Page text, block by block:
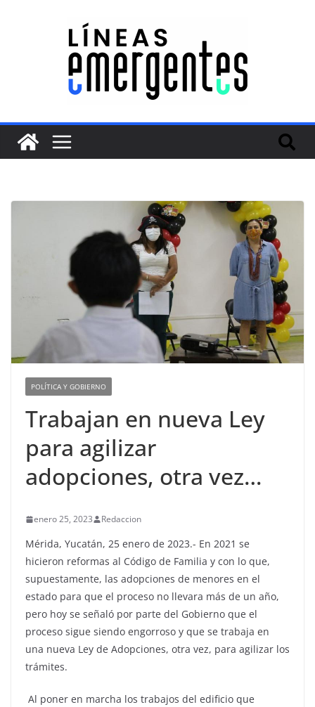
POLÍTICA Y GOBIERNO
Trabajan en nueva Ley
para agilizar
adopciones, otra vez…
enero 25, 2023 Redaccion
Mérida, Yucatán, 25 enero de 2023.- En 2021 se
hicieron reformas al Código de Familia y con lo que,
supuestamente, las adopciones de menores en el
estado para que el proceso no llevara más de un año,
pero hoy se señaló por parte del Gobierno que el
proceso sigue siendo engorroso y que se trabaja en
una nueva Ley de Adopciones, otra vez, para agilizar los
trámites.
Al poner en marcha los trabajos del edificio que